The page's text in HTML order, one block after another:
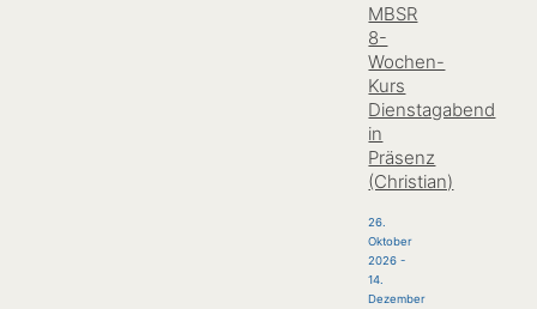
MBSR
8-
Wochen-
Kurs
Dienstagabend
in
Präsenz
(Christian)
26.
Oktober
2026 -
14.
Dezember